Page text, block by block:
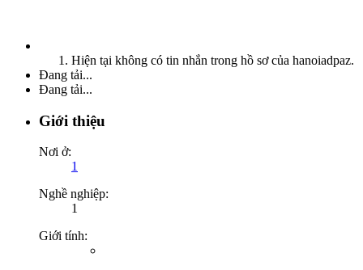
Hiện tại không có tin nhắn trong hồ sơ của hanoiadpaz.
Đang tải...
Đang tải...
Giới thiệu
Nơi ở:
1
Nghề nghiệp:
1
Giới tính: